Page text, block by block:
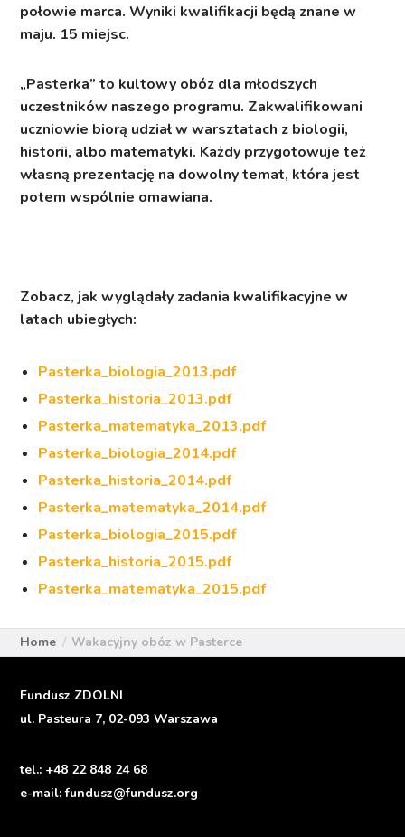
połowie marca. Wyniki kwalifikacji będą znane w
maju. 15 miejsc.
„Pasterka” to kultowy obóz dla młodszych
uczestników naszego programu. Zakwalifikowani
uczniowie biorą udział w warsztatach z biologii,
historii, albo matematyki. Każdy przygotowuje też
własną prezentację na dowolny temat, która jest
potem wspólnie omawiana.
Zobacz, jak wyglądały zadania kwalifikacyjne w
latach ubiegłych:
Pasterka_biologia_2013.pdf
Pasterka_historia_2013.pdf
Pasterka_matematyka_2013.pdf
Pasterka_biologia_2014.pdf
Pasterka_historia_2014.pdf
Pasterka_matematyka_2014.pdf
Pasterka_biologia_2015.pdf
Pasterka_historia_2015.pdf
Pasterka_matematyka_2015.pdf
Home Wakacyjny obóz w Pasterce
Fundusz ZDOLNI
ul. Pasteura 7, 02-093 Warszawa
tel.: +48 22 848 24 68
e-mail:fundusz@fundusz.org